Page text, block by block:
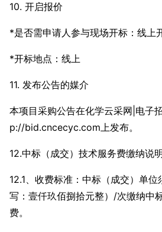
10. 开启报价
*是否需申请人参与现场开标：线上
*开标地点：线上
11. 发布公告的媒介
本项目采购公告在化学云采网|电子
p://bid.cncecyc.com上发布。
12.中标（成交）技术服务费缴纳说
12.1、收费标准：中标（成交）单
写：壹仟玖佰捌拾元整）/次缴纳中
费。